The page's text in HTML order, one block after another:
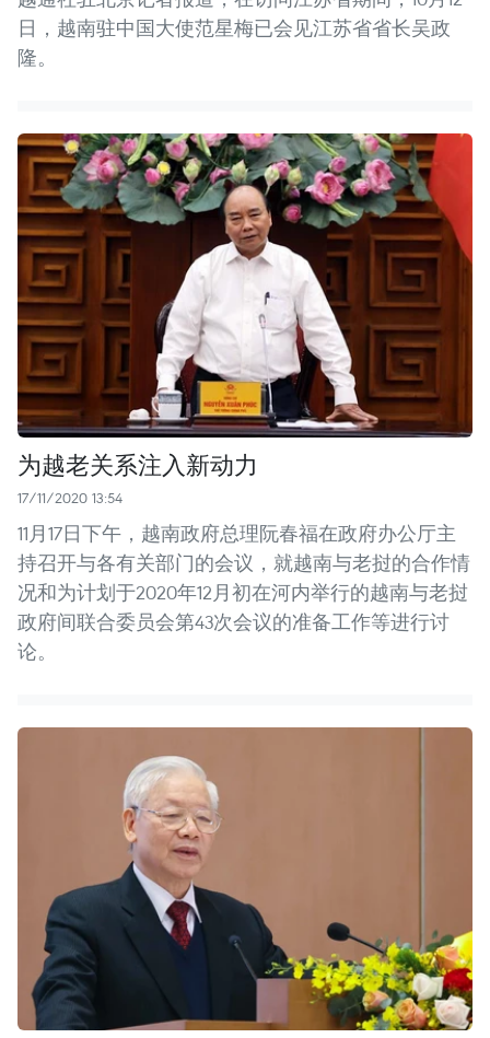
日，越南驻中国大使范星梅已会见江苏省省长吴政
隆。
为越老关系注入新动力
17/11/2020 13:54
11月17日下午，越南政府总理阮春福在政府办公厅主
持召开与各有关部门的会议，就越南与老挝的合作情
况和为计划于2020年12月初在河内举行的越南与老挝
政府间联合委员会第43次会议的准备工作等进行讨
论。